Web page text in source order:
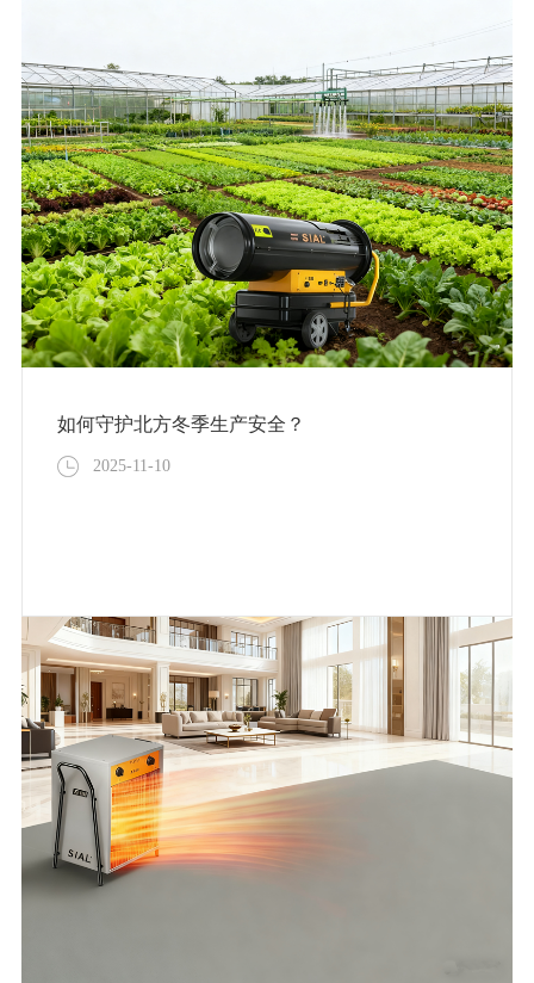
如何守护北方冬季生产安全？
2025-11-10